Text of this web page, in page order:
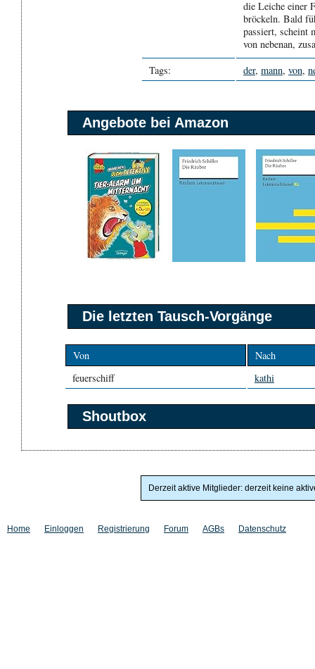
die Leiche einer
bröckeln. Bald
passiert, scheint
von nebenan,
Tags:
der, mann, von,
Angebote bei Amazon
Die letzten Tausch-Vorgänge
Von
Nach
feuerschiff
kathi
Shoutbox
Derzeit aktive Mitglieder: derzeit keine
Home Einloggen Registrierung Forum AGBs Datenschutz